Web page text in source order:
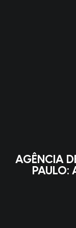
AGÊNCIA
PAULO: